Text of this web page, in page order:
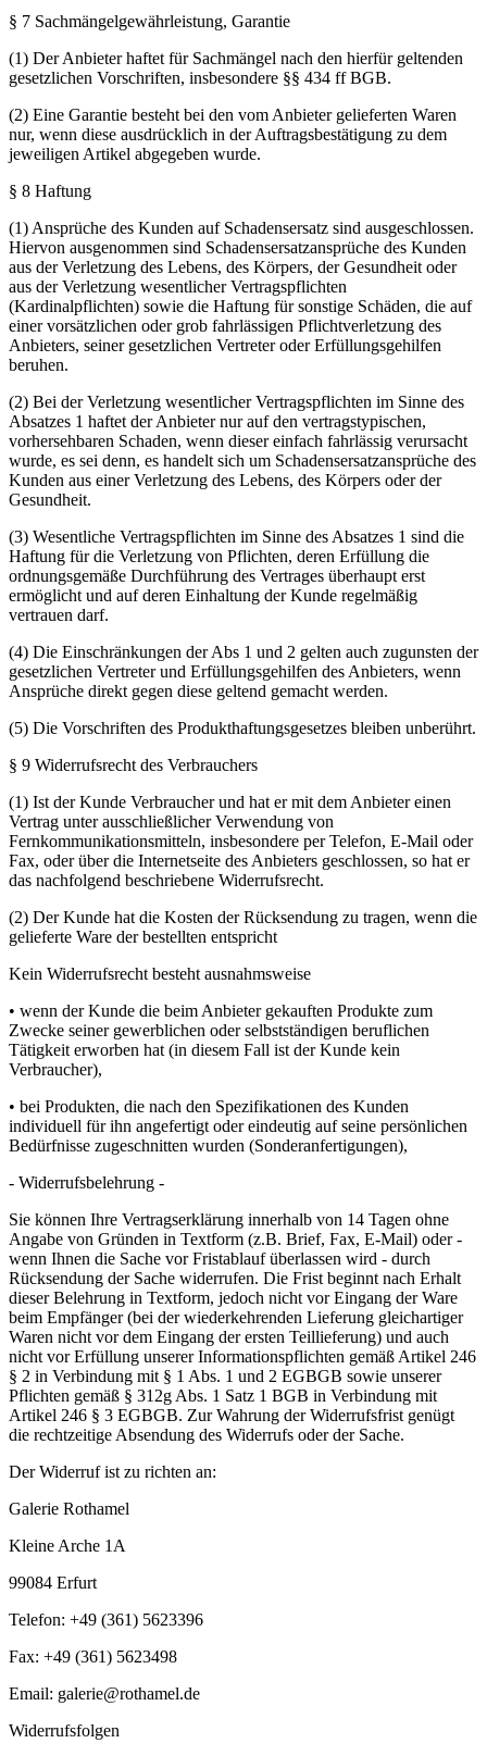
§ 7 Sachmängelgewährleistung, Garantie
(1) Der Anbieter haftet für Sachmängel nach den hierfür geltenden
gesetzlichen Vorschriften, insbesondere §§ 434 ff BGB.
(2) Eine Garantie besteht bei den vom Anbieter gelieferten Waren
nur, wenn diese ausdrücklich in der Auftragsbestätigung zu dem
jeweiligen Artikel abgegeben wurde.
§ 8 Haftung
(1) Ansprüche des Kunden auf Schadensersatz sind ausgeschlossen.
Hiervon ausgenommen sind Schadensersatzansprüche des Kunden
aus der Verletzung des Lebens, des Körpers, der Gesundheit oder
aus der Verletzung wesentlicher Vertragspflichten
(Kardinalpflichten) sowie die Haftung für sonstige Schäden, die auf
einer vorsätzlichen oder grob fahrlässigen Pflichtverletzung des
Anbieters, seiner gesetzlichen Vertreter oder Erfüllungsgehilfen
beruhen.
(2) Bei der Verletzung wesentlicher Vertragspflichten im Sinne des
Absatzes 1 haftet der Anbieter nur auf den vertragstypischen,
vorhersehbaren Schaden, wenn dieser einfach fahrlässig verursacht
wurde, es sei denn, es handelt sich um Schadensersatzansprüche des
Kunden aus einer Verletzung des Lebens, des Körpers oder der
Gesundheit.
(3) Wesentliche Vertragspflichten im Sinne des Absatzes 1 sind die
Haftung für die Verletzung von Pflichten, deren Erfüllung die
ordnungsgemäße Durchführung des Vertrages überhaupt erst
ermöglicht und auf deren Einhaltung der Kunde regelmäßig
vertrauen darf.
(4) Die Einschränkungen der Abs 1 und 2 gelten auch zugunsten der
gesetzlichen Vertreter und Erfüllungsgehilfen des Anbieters, wenn
Ansprüche direkt gegen diese geltend gemacht werden.
(5) Die Vorschriften des Produkthaftungsgesetzes bleiben unberührt.
§ 9 Widerrufsrecht des Verbrauchers
(1) Ist der Kunde Verbraucher und hat er mit dem Anbieter einen
Vertrag unter ausschließlicher Verwendung von
Fernkommunikationsmitteln, insbesondere per Telefon, E-Mail oder
Fax, oder über die Internetseite des Anbieters geschlossen, so hat er
das nachfolgend beschriebene Widerrufsrecht.
(2) Der Kunde hat die Kosten der Rücksendung zu tragen, wenn die
gelieferte Ware der bestellten entspricht
Kein Widerrufsrecht besteht ausnahmsweise
• wenn der Kunde die beim Anbieter gekauften Produkte zum
Zwecke seiner gewerblichen oder selbstständigen beruflichen
Tätigkeit erworben hat (in diesem Fall ist der Kunde kein
Verbraucher),
• bei Produkten, die nach den Spezifikationen des Kunden
individuell für ihn angefertigt oder eindeutig auf seine persönlichen
Bedürfnisse zugeschnitten wurden (Sonderanfertigungen),
- Widerrufsbelehrung -
Sie können Ihre Vertragserklärung innerhalb von 14 Tagen ohne
Angabe von Gründen in Textform (z.B. Brief, Fax, E-Mail) oder -
wenn Ihnen die Sache vor Fristablauf überlassen wird - durch
Rücksendung der Sache widerrufen. Die Frist beginnt nach Erhalt
dieser Belehrung in Textform, jedoch nicht vor Eingang der Ware
beim Empfänger (bei der wiederkehrenden Lieferung gleichartiger
Waren nicht vor dem Eingang der ersten Teillieferung) und auch
nicht vor Erfüllung unserer Informationspflichten gemäß Artikel 246
§ 2 in Verbindung mit § 1 Abs. 1 und 2 EGBGB sowie unserer
Pflichten gemäß § 312g Abs. 1 Satz 1 BGB in Verbindung mit
Artikel 246 § 3 EGBGB. Zur Wahrung der Widerrufsfrist genügt
die rechtzeitige Absendung des Widerrufs oder der Sache.
Der Widerruf ist zu richten an:
Galerie Rothamel
Kleine Arche 1A
99084 Erfurt
Telefon: +49 (361) 5623396
Fax: +49 (361) 5623498
Email: galerie@rothamel.de
Widerrufsfolgen